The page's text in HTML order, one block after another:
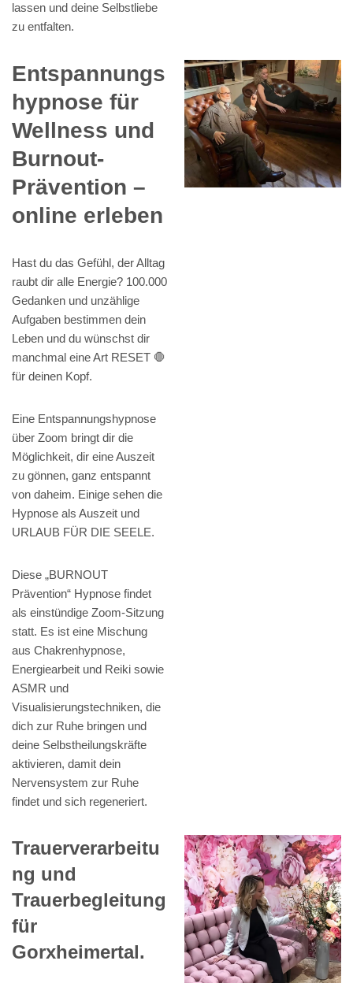
lassen und deine Selbstliebe
zu entfalten.
Entspannungs
hypnose für
Wellness und
Burnout-
Prävention –
online erleben
Hast du das Gefühl, der Alltag
raubt dir alle Energie? 100.000
Gedanken und unzählige
Aufgaben bestimmen dein
Leben und du wünschst dir
manchmal eine Art RESET 🛑
für deinen Kopf.
Eine Entspannungshypnose
über Zoom bringt dir die
Möglichkeit, dir eine Auszeit
zu gönnen, ganz entspannt
von daheim. Einige sehen die
Hypnose als Auszeit und
URLAUB FÜR DIE SEELE.
Diese „BURNOUT
Prävention“ Hypnose findet
als einstündige Zoom-Sitzung
statt. Es ist eine Mischung
aus Chakrenhypnose,
Energiearbeit und Reiki sowie
ASMR und
Visualisierungstechniken, die
dich zur Ruhe bringen und
deine Selbstheilungskräfte
aktivieren, damit dein
Nervensystem zur Ruhe
findet und sich regeneriert.
Trauerverarbeitu
ng und
Trauerbegleitung
für
Gorxheimertal.